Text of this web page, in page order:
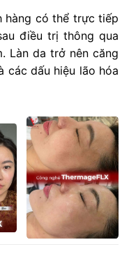
hàng có thể trực tiếp
điều trị thông qua
Làn da trở nên căng
các dấu hiệu lão hóa